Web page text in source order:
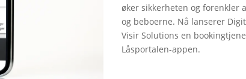
øker sikkerheten og forenkler
og beboerne. Nå lanserer
Visir Solutions en
Låsportalen-appen.